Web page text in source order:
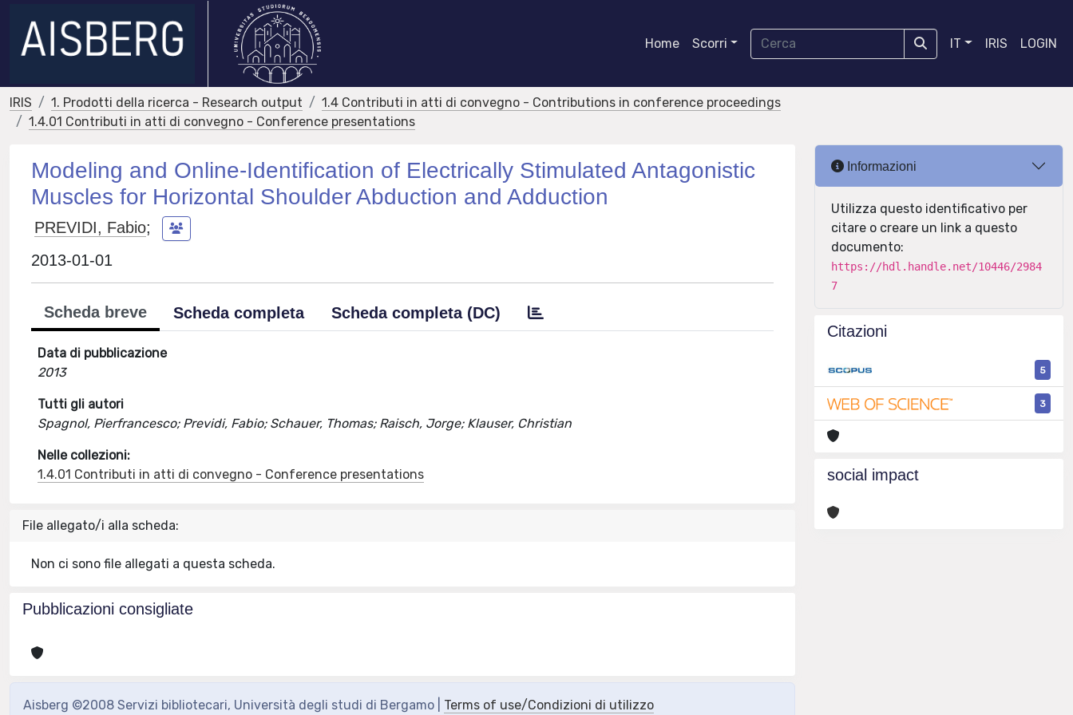
Home Scorri IT IRIS LOGIN
IRIS 1. Prodotti della ricerca - Research output
1.4 Contributi in atti di convegno - Contributions in conference proceedings
1.4.01 Contributi in atti di convegno - Conference presentations
Modeling and Online-Identification of Electrically Stimulated Antagonistic
Muscles for Horizontal Shoulder Abduction and Adduction
PREVIDI, Fabio;
2013-01-01
Scheda breve Scheda completa Scheda completa (DC)
Data di pubblicazione
2013
Tutti gli autori
Spagnol, Pierfrancesco; Previdi, Fabio; Schauer, Thomas; Raisch, Jorge; Klauser, Christian
Nelle collezioni:
1.4.01 Contributi in atti di convegno - Conference presentations
File allegato/i alla scheda:
Non ci sono file allegati a questa scheda.
Pubblicazioni consigliate
Aisberg ©2008 Servizi bibliotecari, Università degli studi di Bergamo | Terms of use/Condizioni di utilizzo
Informazioni
Utilizza questo identificativo per
citare o creare un link a questo
documento:
https://hdl.handle.net/10446/2984
7
Citazioni
5
3
social impact